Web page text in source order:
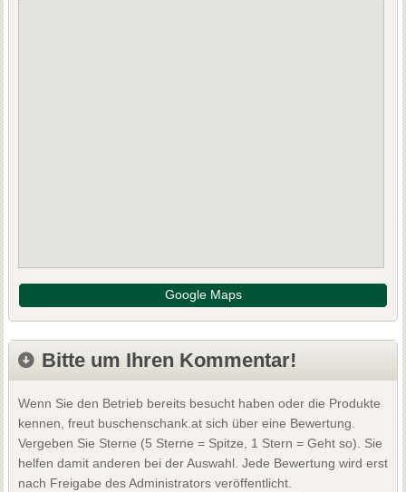
Google Maps
Bitte um Ihren Kommentar!
Wenn Sie den Betrieb bereits besucht haben oder die Produkte
kennen, freut buschenschank.at sich über eine Bewertung.
Vergeben Sie Sterne (5 Sterne = Spitze, 1 Stern = Geht so). Sie
helfen damit anderen bei der Auswahl. Jede Bewertung wird erst
nach Freigabe des Administrators veröffentlicht.